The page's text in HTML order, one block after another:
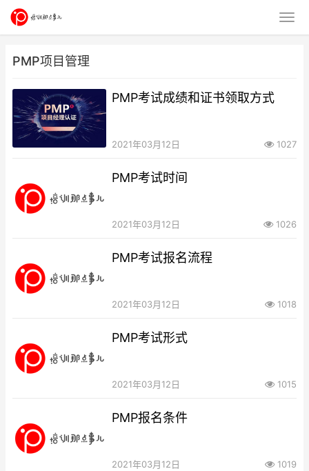
PMP项目管理
PMP考试成绩和证书领取方式
2021年03月12日 1027
PMP考试时间
2021年03月12日 1026
PMP考试报名流程
2021年03月12日 1018
PMP考试形式
2021年03月12日 1015
PMP报名条件
2021年03月12日 1019